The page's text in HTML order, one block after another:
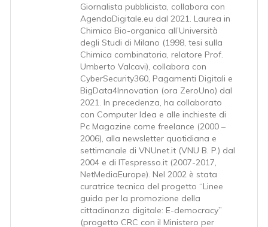
Giornalista pubblicista, collabora con
AgendaDigitale.eu dal 2021. Laurea in
Chimica Bio-organica all’Università
degli Studi di Milano (1998, tesi sulla
Chimica combinatoria, relatore Prof.
Umberto Valcavi), collabora con
CyberSecurity360, Pagamenti Digitali e
BigData4Innovation (ora ZeroUno) dal
2021. In precedenza, ha collaborato
con Computer Idea e alle inchieste di
Pc Magazine come freelance (2000 –
2006), alla newsletter quotidiana e
settimanale di VNUnet.it (VNU B. P.) dal
2004 e di ITespresso.it (2007-2017,
NetMediaEurope). Nel 2002 è stata
curatrice tecnica del progetto “Linee
guida per la promozione della
cittadinanza digitale: E-democracy”
(progetto CRC con il Ministero per